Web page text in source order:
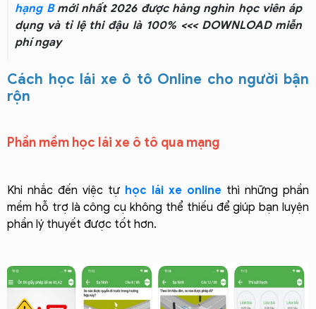
hạng Bmới nhất 2026 được hàng nghìn học viên áp
dụng và tỉ lệ thi đậu là 100% <<< DOWNLOAD miễn
phí ngay
Cách học lái xe ô tô Online cho người bận
rộn
Phần mềm học lái xe ô tô qua mạng
Khi nhắc đến việc tự học lái xe online thì những phần
mềm hỗ trợ là công cụ không thể thiếu để giúp bạn luyện
phần lý thuyết được tốt hơn.